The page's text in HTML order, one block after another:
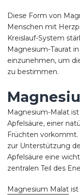
Diese Form von
Menschen mit
Kreislauf-System
Magnesium-Taurat
einzunehmen, um
zu bestimmen.
Magnesium-Malat
Apfelsäure, einer
Früchten
zur Unterstützung
Apfelsäure eine
zentralen Teil des
Magnesium Malat